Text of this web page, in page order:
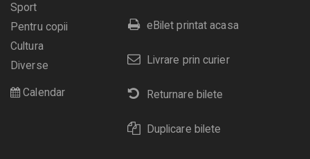
eBilet printat acasa
Livrare prin curier
Returnare bilete
Duplicare bilete
Sport
Pentru copii
Cultura
Diverse
Calendar